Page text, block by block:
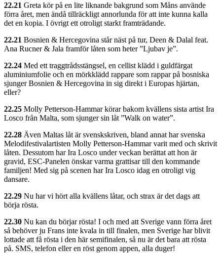
22.21 Greta kör på en lite liknande bakgrund som Måns använde
förra året, men ändå tillräckligt annorlunda för att inte kunna kalla
det en kopia. I övrigt ett otroligt starkt framträdande.
22.21 Bosnien & Hercegovina står näst på tur, Deen & Dalal feat.
Ana Rucner & Jala framför låten som heter ”Ljubav je”.
22.24 Med ett traggtrådsstängsel, en cellist klädd i guldfärgat
aluminiumfolie och en mörkklädd rappare som rappar på bosniska
sjunger Bosnien & Hercegovina in sig direkt i Europas hjärtan,
eller?
22.25 Molly Petterson-Hammar körar bakom kvällens sista artist Ira
Losco från Malta, som sjunger sin låt ”Walk on water”.
22.28 Även Maltas låt är svenskskriven, bland annat har svenska
Melodifestivalartisten Molly Petterson-Hammar varit med och skrivit
låten. Dessutom har Ira Losco under veckan berättat att hon är
gravid, ESC-Panelen önskar varma grattisar till den kommande
familjen! Med sig på scenen har Ira Losco idag en otroligt vig
dansare.
22.29 Nu har vi hört alla kvällens låtar, och strax är det dags att
börja rösta.
22.30 Nu kan du börjar rösta! I och med att Sverige vann förra året
så behöver ju Frans inte kvala in till finalen, men Sverige har blivit
lottade att få rösta i den här semifinalen, så nu är det bara att rösta
på. SMS, telefon eller en röst genom appen, alla duger!